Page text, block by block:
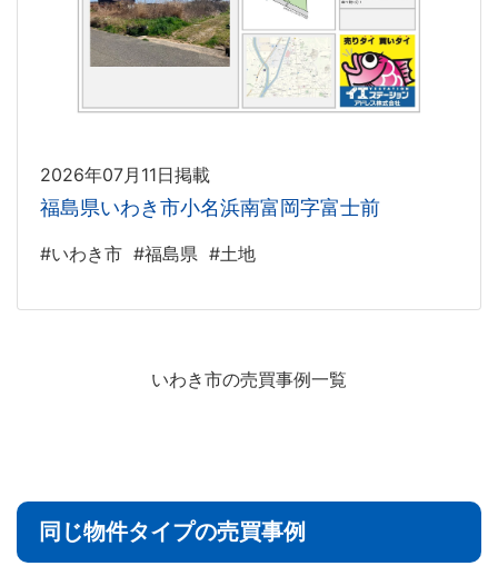
2026年07月11日掲載
福島県いわき市小名浜南富岡字富士前
#いわき市 #福島県 #土地
いわき市の売買事例一覧
同じ物件タイプの売買事例